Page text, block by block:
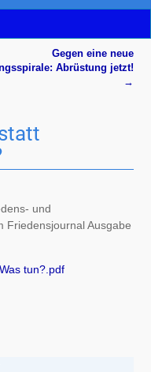
Gegen eine neue
Abrüstung jetzt!
→
und
Friedensjournal Ausgabe
tun?.pdf